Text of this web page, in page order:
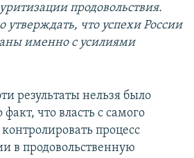
продовольствия.
что успехи России
именно с усилиями
результаты нельзя было
что власть с самого
процесс
в продовольственную